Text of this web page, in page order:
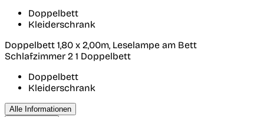
Doppelbett
Kleiderschrank
Doppelbett 1,80 x 2,00m, Leselampe am Bett
Schlafzimmer 2 1 Doppelbett
Doppelbett
Kleiderschrank
Alle Informationen